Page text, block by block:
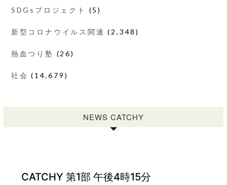
SDGsプロジェクト (5)
新型コロナウイルス関連 (2,348)
熱血つり塾 (26)
社会 (14,679)
NEWS CATCHY
CATCHY 第1部 午後4時15分